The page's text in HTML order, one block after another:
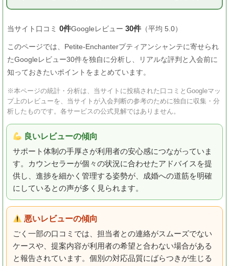
当サイト口コミ 0件Googleレビュー 30件 （平均 5.0）
このページでは、Petite-Enchanterプティアンシャンテに寄せられ
たGoogleレビュー30件を独自に分析し、リアルな評判と入会前に
知っておきたいポイントをまとめています。
※本ページの統計・分析は、当サイトに投稿された口コミとGoogleマッ
プ上のレビューを、当サイトが入会判断の参考のために独自に収集・分
析したものです。各サービスの公式見解ではありません。
良いレビューの傾向
サポート体制の手厚さが利用者の安心感につながっていま
す。カウンセラーが個々の状況に合わせたアドバイスを提
供し、進捗を細かく管理する姿勢が、成婚への道筋を明確
にしているとの声が多く見られます。
悪いレビューの傾向
ごく一部の口コミでは、担当者との連絡がスムーズでない
ケースや、提案内容が利用者の希望と合わない場合がある
と報告されています。個別の対応品質にばらつきが生じる